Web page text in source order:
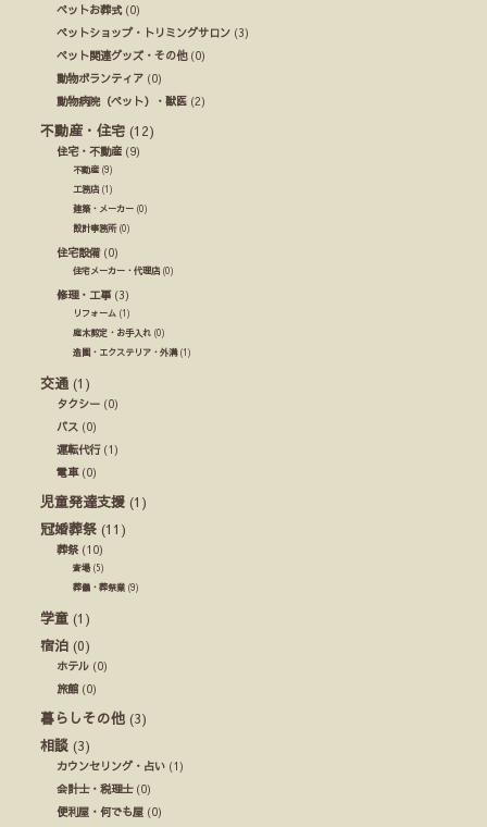
ペットお葬式(0)
ペットショップ・トリミングサロン (3)
ペット関連グッズ・その他(0)
動物ボランティア (0)
動物病院（ペット）・獣医 (2)
不動産・住宅 (12)
住宅・不動産 (9)
不動産 (9)
工務店 (1)
建築・メーカー (0)
設計事務所(0)
住宅設備(0)
住宅メーカー・代理店 (0)
修理・工事(3)
リフォーム (1)
庭木剪定・お手入れ (0)
造園・エクステリア・外溝(1)
交通 (1)
タクシー (0)
バス (0)
運転代行(1)
電車(0)
児童発達支援 (1)
冠婚葬祭 (11)
葬祭(10)
斎場(5)
葬儀・葬祭業 (9)
学童 (1)
宿泊 (0)
ホテル (0)
旅館 (0)
暮らしその他 (3)
相談 (3)
カウンセリング・占い (1)
会計士・税理士(0)
便利屋・何でも屋 (0)